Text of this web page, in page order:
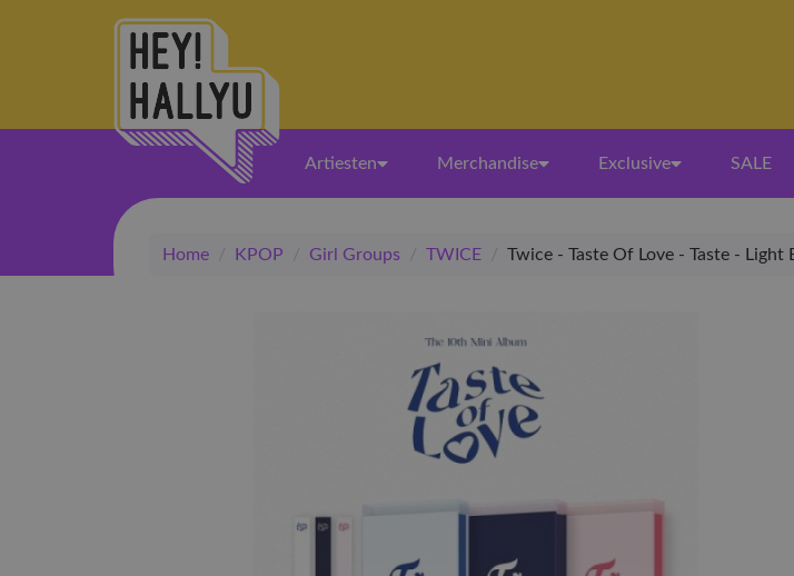
Artiesten Merchandise Exclusive SALE
Home / KPOP / Girl Groups / TWICE / Twice - Taste Of Love - Taste - Light